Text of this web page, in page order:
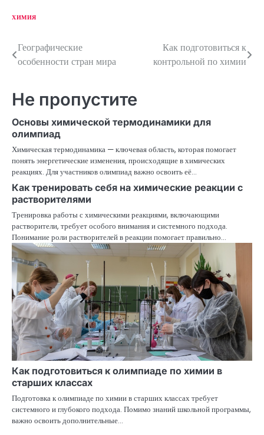
ХИМИЯ
Н
в
г
а
ц
и
я
п
о
з
а
п
и
с
я
м
Географические
особенности стран мира
Как подготовиться к
контрольной по химии
Не пропустите
Основы химической термодинамики для
олимпиад
Химическая термодинамика — ключевая область, которая помогает
понять энергетические изменения, происходящие в химических
реакциях. Для участников олимпиад важно освоить её…
Как тренировать себя на химические реакции с
растворителями
Тренировка работы с химическими реакциями, включающими
растворители, требует особого внимания и системного подхода.
Понимание роли растворителей в реакции помогает правильно…
Как подготовиться к олимпиаде по химии в
старших классах
Подготовка к олимпиаде по химии в старших классах требует
системного и глубокого подхода. Помимо знаний школьной программы,
важно освоить дополнительные…